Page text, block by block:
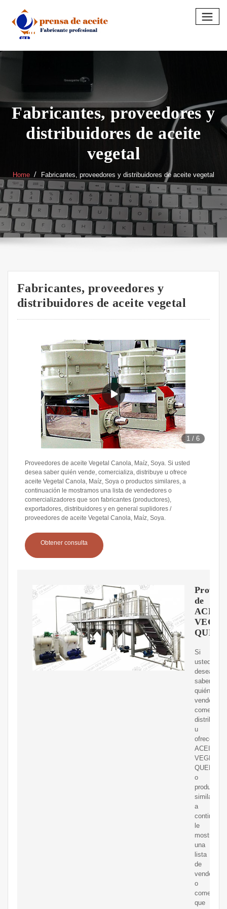
content
Fabricantes, proveedores y
distribuidores de aceite
vegetal
Home Fabricantes, proveedores y distribuidores de aceite vegetal
Fabricantes, proveedores y
distribuidores de aceite vegetal
1 /6
Proveedores de aceite Vegetal Canola, Maíz, Soya. Si usted
desea saber quién vende, comercializa, distribuye u ofrece
aceite Vegetal Canola, Maíz, Soya o productos similares, a
continuación le mostramos una lista de vendedores o
comercializadores que son fabricantes (productores),
exportadores, distribuidores y en general suplidores /
proveedores de aceite Vegetal Canola, Maíz, Soya.
Obtener consulta
de
Si
usted
desea
saber
quién
vende,
distribuye
u
ofrece
ACEITE
VEGETAL
o
productos
similares,
a
le
mostramos
una
lista
de
o
que